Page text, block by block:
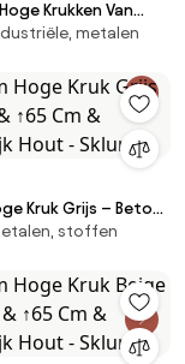
Krukken Van
Grijs – Taupe &
metalen
Kruk Grijs – Beton
Natuurlijk Hout -
stoffen